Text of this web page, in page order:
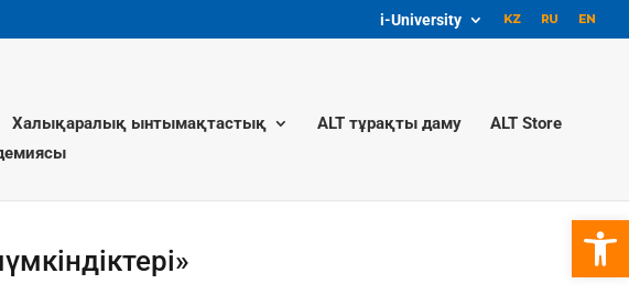
i-University
Халықаралық ынтымақтастық ALT тұрақты даму
ALT Store